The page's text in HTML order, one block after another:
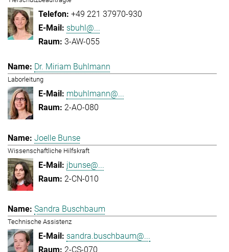
+49 221 37970-930
sbuhl@...
3-AW-055
Dr. Miriam Buhlmann
Laborleitung
mbuhlmann@...
2-AO-080
Joelle Bunse
Wissenschaftliche Hilfskraft
jbunse@...
2-CN-010
Sandra Buschbaum
Technische Assistenz
sandra.buschbaum@...
2-CS-070